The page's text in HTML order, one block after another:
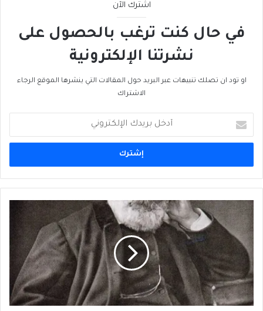
اشترك الآن
في حال كنت ترغب بالحصول على
نشرتنا الإلكترونية
او تود ان تصلك تنبيهات عبر البريد حول المقالات التي ينشرها الموقع الرجاء
الاشتراك
بريدك
الإلكتروني
بين
الورقيّ
الدائم
والإِلكترونيّ
العائم